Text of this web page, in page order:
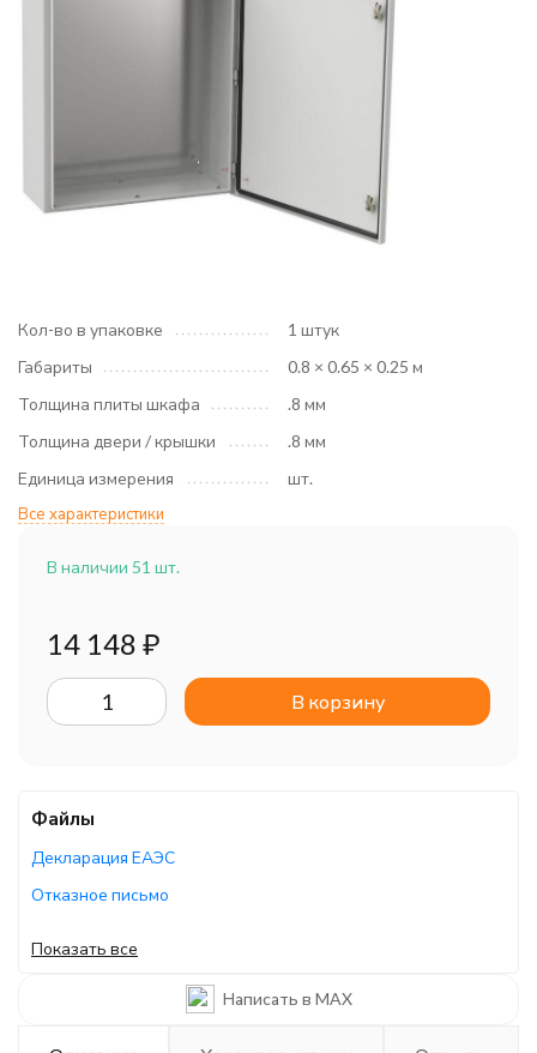
Кол-во в упаковке
1 штук
Габариты
0.8 × 0.65 × 0.25 м
Толщина плиты шкафа
.8 мм
Толщина двери / крышки
.8 мм
Единица измерения
шт.
Все характеристики
В наличии 51 шт.
14 148 ₽
В корзину
Файлы
Декларация ЕАЭС
Отказное письмо
Показать все
Написать в MAX